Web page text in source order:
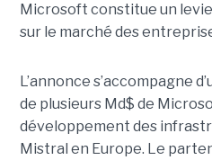
Microsoft constitue un
sur le marché des
L’annonce s’accompagne
de plusieurs Md$ de
développement des
Mistral en Europe. Le